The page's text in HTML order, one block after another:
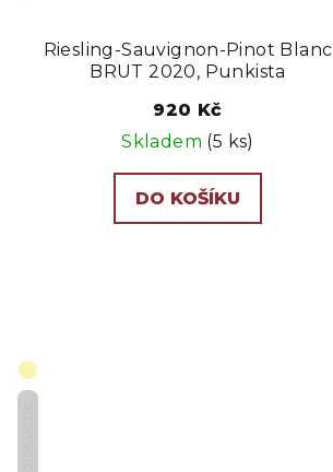
Riesling-Sauvignon-Pinot Blanc
BRUT 2020, Punkista
920 Kč
Skladem (5 ks)
DO KOŠÍKU